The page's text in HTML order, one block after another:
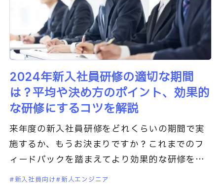
2024年新入社員研修の適切な期間
は？平均や決め方のポイント、効果的
な研修にするコツを解説
来年度の新入社員研修をどれくらいの期間で実
施するか、もうお決まりですか？これまでのフ
ィードバックを踏まえてより効果的な研修をし
たいけれど、「適切な内容と期間は自社にとっ
新入社員向け 新人エンジニア